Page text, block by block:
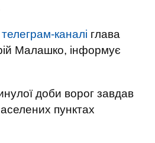
телеграм-каналі глава
Малашко, інформує
доби ворог завдав
пунктах